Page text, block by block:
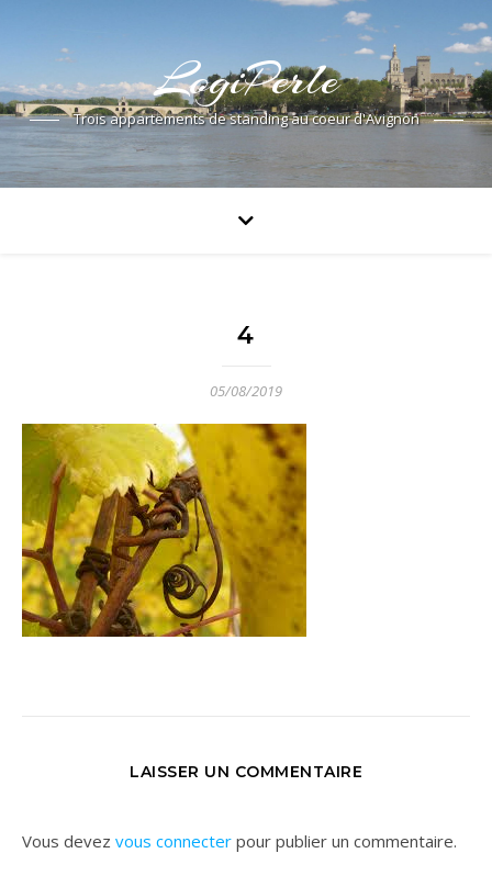
LogiPerle
Trois appartements de standing au coeur d'Avignon
4
05/08/2019
LAISSER UN COMMENTAIRE
Vous devez vous connecter pour publier un commentaire.